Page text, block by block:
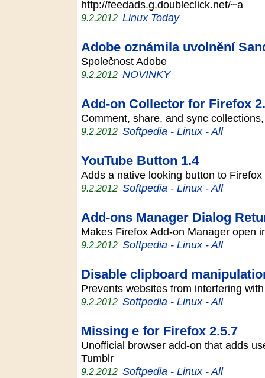
http://feedads.g.doubleclick.net/~a
9.2.2012 Linux Today
Adobe oznámila uvolnění
Společnost Adobe
9.2.2012 NOVINKY
Add-on Collector for Firefox
Comment, share, and sync
9.2.2012 Softpedia - Linux - All
YouTube Button 1.4
Adds a native looking button to
9.2.2012 Softpedia - Linux - All
Add-ons Manager Dialog
Makes Firefox Add-on Manager
9.2.2012 Softpedia - Linux - All
Disable clipboard
Prevents websites from interfering
9.2.2012 Softpedia - Linux - All
Missing e for Firefox 2.5.7
Unofficial browser add-on that adds
Tumblr
9.2.2012 Softpedia - Linux - All